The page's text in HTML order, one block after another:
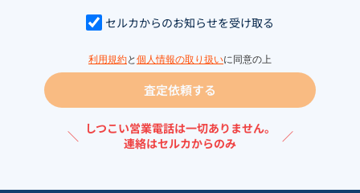
セルカからのお知らせを受け取る
利用規約と 個人情報の取り扱いに同意の上
査定依頼する
＼ しつこい営業電話は一切ありません。
連絡はセルカからのみ
／